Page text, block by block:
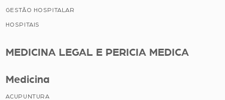
GESTÃO HOSPITALAR
HOSPITAIS
MEDICINA LEGAL E PERICIA MEDICA
Medicina
ACUPUNTURA